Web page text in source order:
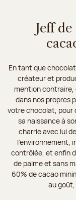
Jeff
En tant que
créateur et
mention
dans nos propres
votre chocolat, pour
sa naissance à
charrie avec lui
l’environnement,
contrôlée, et enfin
de palme et sans
60% de cacao
au